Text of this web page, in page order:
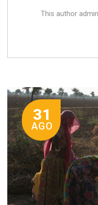
This author
31
AGO